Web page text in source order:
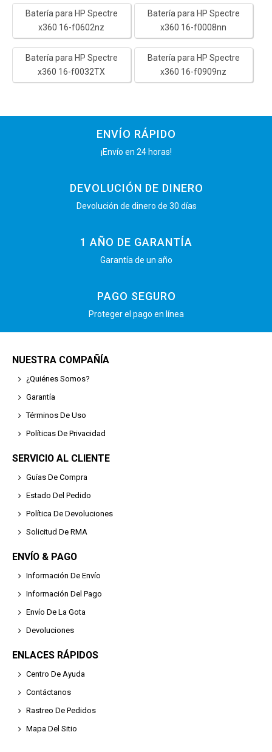
Batería para HP Spectre
x360 16-f0602nz
Batería para HP Spectre
x360 16-f0008nn
Batería para HP Spectre
x360 16-f0032TX
Batería para HP Spectre
x360 16-f0909nz
ENVÍO RÁPIDO
¡Envío en 24 horas!
DEVOLUCIÓN DE DINERO
Devolución de dinero de 30 días
1 AÑO DE GARANTÍA
Garantía de un año
PAGO SEGURO
Proteger el pago en línea
NUESTRA COMPAÑÍA
¿Quiénes Somos?
Garantía
Términos De Uso
Políticas De Privacidad
SERVICIO AL CLIENTE
Guías De Compra
Estado Del Pedido
Política De Devoluciones
Solicitud De RMA
ENVÍO & PAGO
Información De Envío
Información Del Pago
Envío De La Gota
Devoluciones
ENLACES RÁPIDOS
Centro De Ayuda
Contáctanos
Rastreo De Pedidos
Mapa Del Sitio